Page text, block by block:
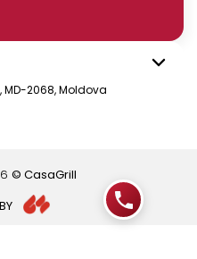
MD-2068, Moldova
© CasaGrill